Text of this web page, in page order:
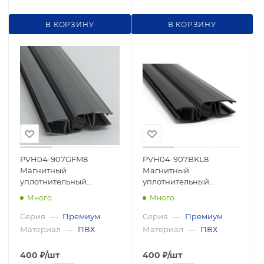
В КОРЗИНУ В КОРЗИНУ
PVH04-907GFM8
Магнитный
уплотнительный
профиль для стекла
180°, 2500мм, premium
Много
Серия — Премиум
Материал — ПВХ
400 ₽/шт
PVH04-907BKL8
Магнитный
уплотнительный
профиль для стекла 8
180°, 2500мм, premium
Много
Серия — Премиум
Материал — ПВХ
400 ₽/шт